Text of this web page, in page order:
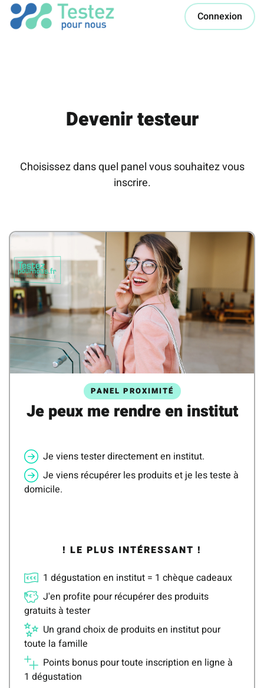
Connexion
Devenir testeur
Choisissez dans quel panel vous souhaitez vous
inscrire.
PANEL PROXIMITÉ
Je peux me rendre en institut
Je viens tester directement en institut.
Je viens récupérer les produits et je les teste à
domicile.
! LE PLUS INTÉRESSANT !
1 dégustation en institut = 1 chèque cadeaux
J'en profite pour récupérer des produits
gratuits à tester
Un grand choix de produits en institut pour
toute la famille
Points bonus pour toute inscription en ligne à
1 dégustation